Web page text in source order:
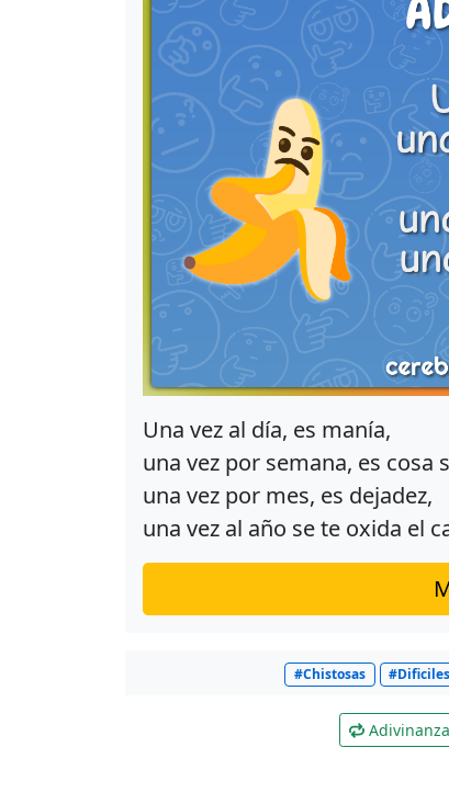
Una vez al día, es manía,
una vez por semana, es cosa
una vez por mes, es dejadez,
una vez al año se te oxida el
#Chistosas #Dificiles